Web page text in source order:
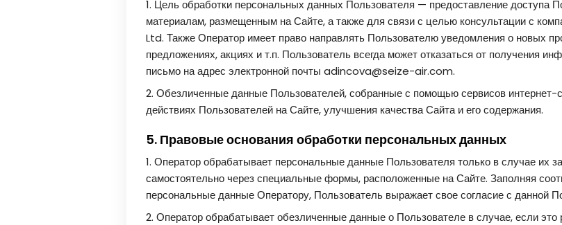
1. Цель обработки персональных данных Пользователя — предоставление доступа
материалам, размещенным на Сайте, а также для связи с целью консультации с
Ltd. Также Оператор имеет право направлять Пользователю уведомления о новых
предложениях, акциях и т.п. Пользователь всегда может отказаться от получения
письмо на адрес электронной почты adincova@seize-air.com.
2. Обезличенные данные Пользователей, собранные с помощью сервисов интернет-
действиях Пользователей на Сайте, улучшения качества Сайта и его содержания.
5. Правовые основания обработки персональных данных
1. Оператор обрабатывает персональные данные Пользователя только в случае их
самостоятельно через специальные формы, расположенные на Сайте. Заполняя
персональные данные Оператору, Пользователь выражает свое согласие с данной
2. Оператор обрабатывает обезличенные данные о Пользователе в случае, если это